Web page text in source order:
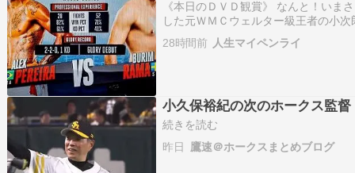
《本日のＤＶＤ観賞》 なんと！いま
した元ＷＭＣウェルター級王者の小
に母親の病気でＫ－１ ＫＯＲＥＡの
を経営し、リノベーションや賃貸管
28時間前 人生マイペンライ
小久保裕紀の次のホークス監督
続きを読む
昨日
鷹速＠ホークスまとめブログ